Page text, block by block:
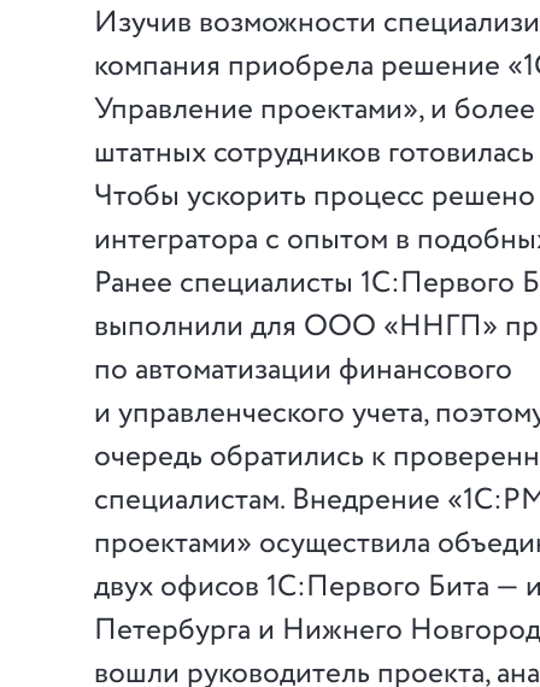
Изучив возможности
компания приобрела решение
Управление проектами», и
штатных сотрудников
Чтобы ускорить процесс
интегратора с опытом в
Ранее специалисты 1С:Первого
выполнили для ООО «ННГП»
по автоматизации финансового
и управленческого учета,
очередь обратились к
специалистам. Внедрение
проектами» осуществила
двух офисов 1С:Первого Бита —
Петербурга и Нижнего
вошли руководитель проекта,